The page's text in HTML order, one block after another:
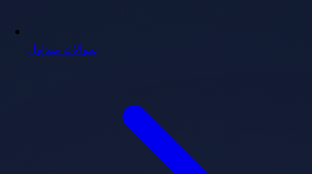
سوالات متداول